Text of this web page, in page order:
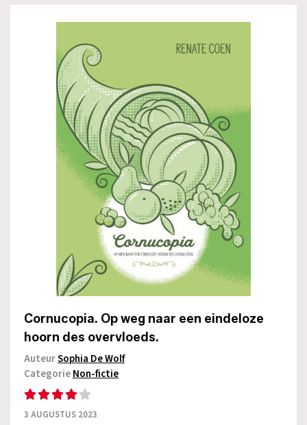
Cornucopia. Op weg naar een eindeloze
hoorn des overvloeds.
AuteurSophia De Wolf
CategorieNon-fictie
3 AUGUSTUS 2023